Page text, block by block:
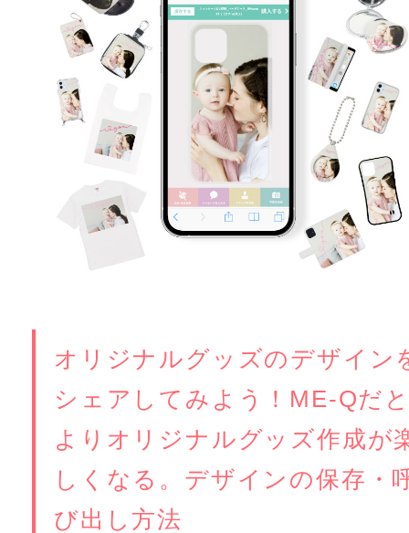
オリジナルグッズのデザイン
シェアしてみよう！ME-Qだ
よりオリジナルグッズ作成が
しくなる。デザインの保存・
び出し方法